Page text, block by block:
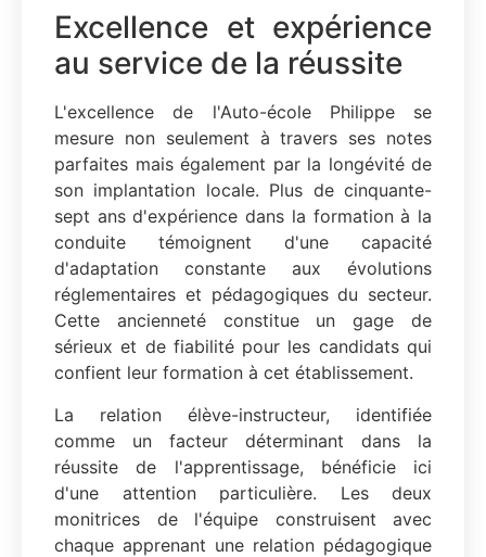
Excellence et expérience
au service de la réussite
L'excellence de l'Auto-école Philippe se
mesure non seulement à travers ses notes
parfaites mais également par la longévité de
son implantation locale. Plus de cinquante-
sept ans d'expérience dans la formation à la
conduite témoignent d'une capacité
d'adaptation constante aux évolutions
réglementaires et pédagogiques du secteur.
Cette ancienneté constitue un gage de
sérieux et de fiabilité pour les candidats qui
confient leur formation à cet établissement.
La relation élève-instructeur, identifiée
comme un facteur déterminant dans la
réussite de l'apprentissage, bénéficie ici
d'une attention particulière. Les deux
monitrices de l'équipe construisent avec
chaque apprenant une relation pédagogique